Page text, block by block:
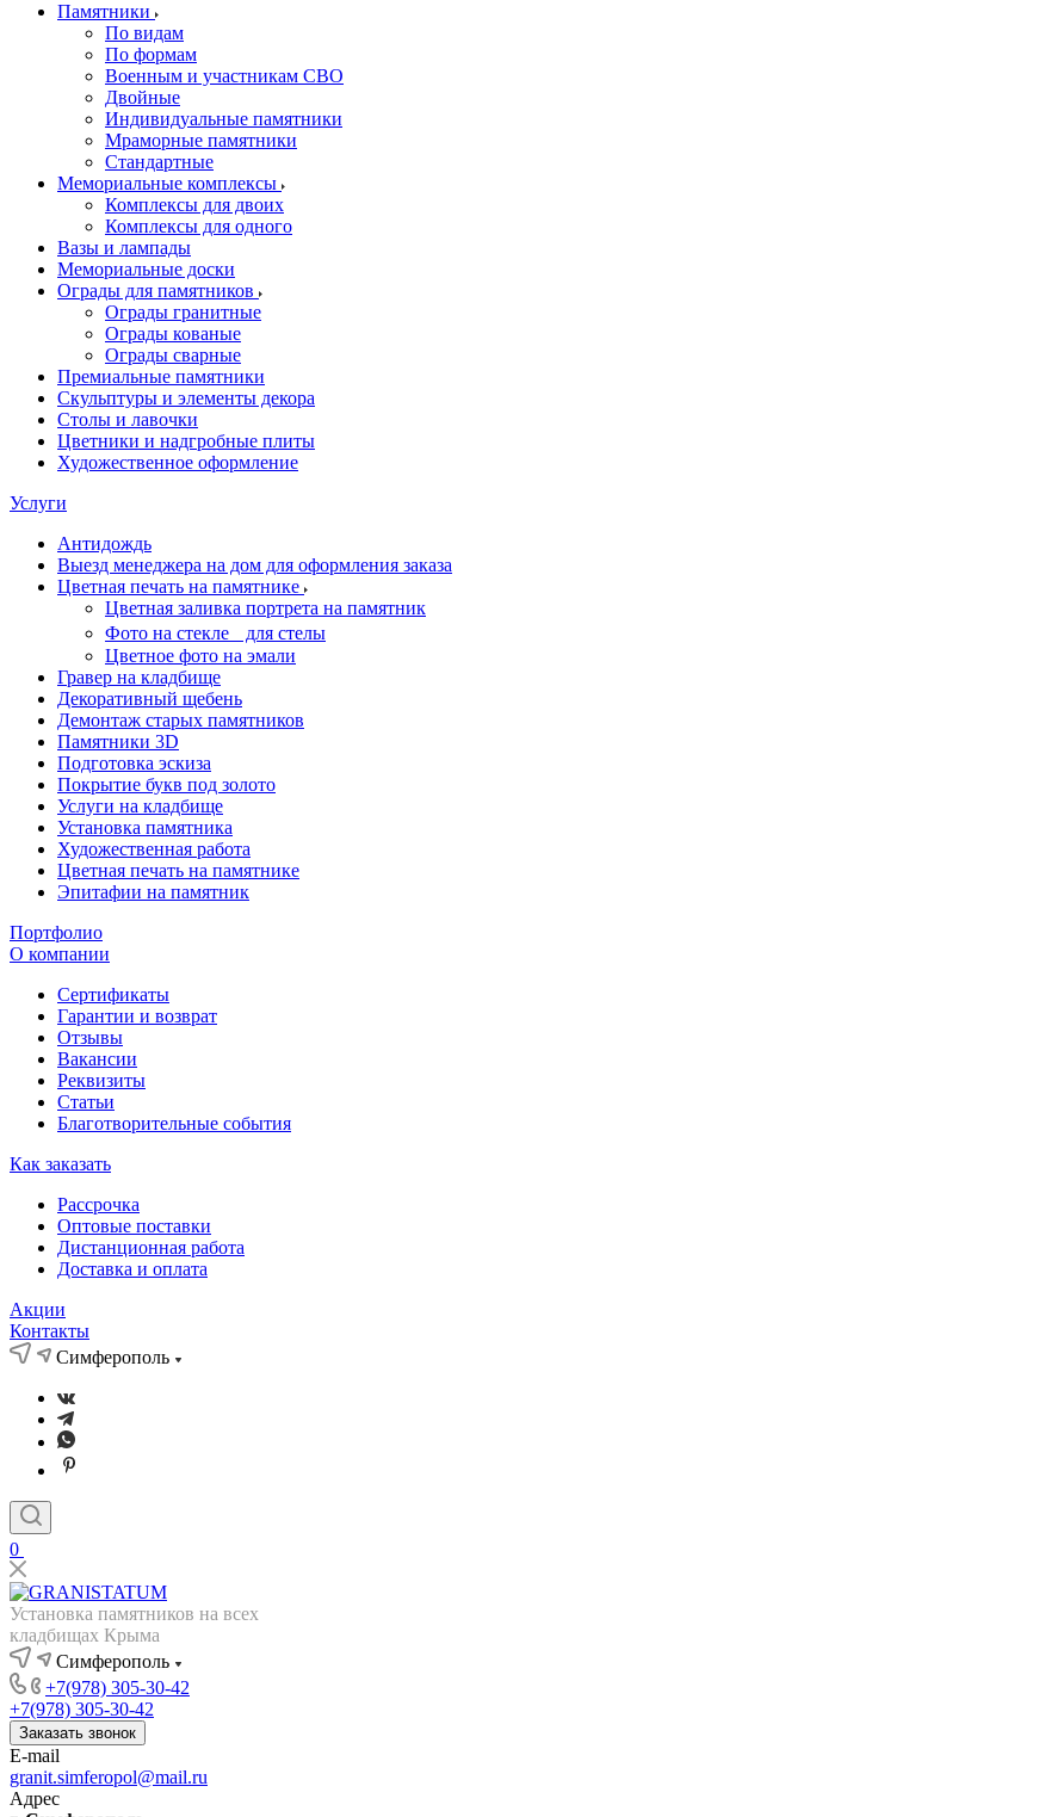
Памятники
По видам
По формам
Военным и участникам СВО
Двойные
Индивидуальные памятники
Мраморные памятники
Стандартные
Мемориальные комплексы
Комплексы для двоих
Комплексы для одного
Вазы и лампады
Мемориальные доски
Ограды для памятников
Ограды гранитные
Ограды кованые
Ограды сварные
Премиальные памятники
Скульптуры и элементы декора
Столы и лавочки
Цветники и надгробные плиты
Художественное оформление
Услуги
Антидождь
Выезд менеджера на дом для оформления заказа
Цветная печать на памятнике
Цветная заливка портрета на памятник
Фото на стекле для стелы
Цветное фото на эмали
Гравер на кладбище
Декоративный щебень
Демонтаж старых памятников
Памятники 3D
Подготовка эскиза
Покрытие букв под золото
Услуги на кладбище
Установка памятника
Художественная работа
Цветная печать на памятнике
Эпитафии на памятник
Портфолио
О компании
Сертификаты
Гарантии и возврат
Отзывы
Вакансии
Реквизиты
Статьи
Благотворительные события
Как заказать
Рассрочка
Оптовые поставки
Дистанционная работа
Доставка и оплата
Акции
Контакты
Симферополь
0
Установка памятников на всех
кладбищах Крыма
Симферополь
+7(978) 305-30-42
+7(978) 305-30-42
Заказать звонок
E-mail
granit.simferopol@mail.ru
Адрес